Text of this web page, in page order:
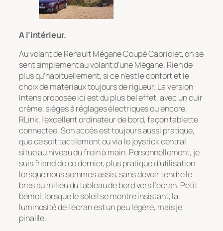
A l’intérieur.
Au volant de Renault Mégane Coupé Cabriolet, on se
sent simplement au volant d’une Mégane. Rien de
plus qu’habituellement, si ce n’est le confort et le
choix de matériaux toujours de rigueur. La version
Intens proposée ici est du plus bel effet, avec un cuir
crème, sièges à réglages électriques ou encore,
RLink, l’excellent ordinateur de bord, façon tablette
connectée. Son accès est toujours aussi pratique,
que ce soit tactilement ou via le joystick central
situé au niveau du frein à main. Personnellement, je
suis friand de ce dernier, plus pratique d’utilisation
lorsque nous sommes assis, sans devoir tendre le
bras au milieu du tableau de bord vers l’écran. Petit
bémol, lorsque le soleil se montre insistant, la
luminosité de l’écran est un peu légère, mais je
pinaille.